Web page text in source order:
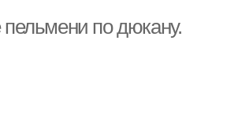
по дюкану.